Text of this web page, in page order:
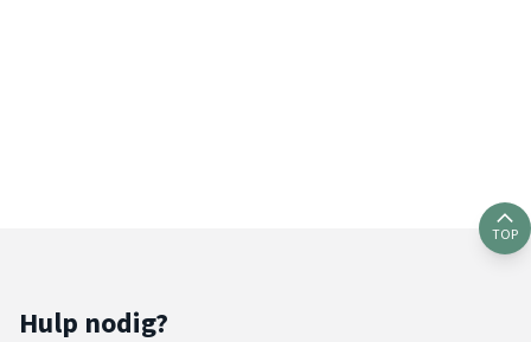
TOP
Hulp nodig?